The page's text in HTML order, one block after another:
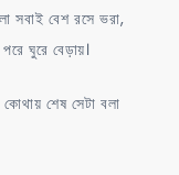
সবাই বেশ রসে ভরা,
ঘুরে বেড়ায়।
শেষ সেটা বলা